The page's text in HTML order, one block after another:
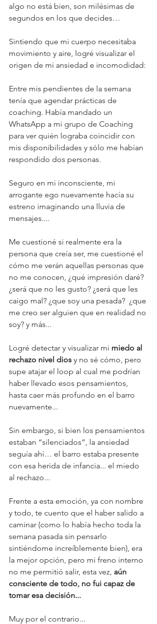
algo no está bien, son milésimas de
segundos en los que decides…
Sintiendo que mi cuerpo necesitaba
movimiento y aire, logré visualizar el
origen de mi ansiedad e incomodidad:
Entre mis pendientes de la semana
tenía que agendar prácticas de
coaching. Había mandado un
WhatsApp a mi grupo de Coaching
para ver quién lograba coincidir con
mis disponibilidades y sólo me habían
respondido dos personas.
Seguro en mi inconsciente, mi
arrogante ego nuevamente hacía su
estreno imaginando una lluvia de
mensajes....
Me cuestioné si realmente era la
persona que creía ser, me cuestioné el
cómo me verán aquellas personas que
no me conocen, ¿qué impresión daré?
¿será que no les gusto? ¿será que les
caigo mal? ¿que soy una pesada?  ¿que
me creo ser alguien que en realidad no
soy? y más...
Logré detectar y visualizar mi miedo al
rechazo nivel dios y no sé cómo, pero
supe atajar el loop al cual me podrían
haber llevado esos pensamientos,
hasta caer más profundo en el barro
nuevamente...
Sin embargo, si bien los pensamientos
estaban “silenciados”, la ansiedad
seguía ahí… el barro estaba presente
con esa herida de infancia... el miedo
al rechazo...
Frente a esta emoción, ya con nombre
y todo, te cuento que el haber salido a
caminar (como lo había hecho toda la
semana pasada sin pensarlo
sintiéndome increíblemente bien), era
la mejor opción, pero mi freno interno
no me permitió salir, esta vez, aún
consciente de todo, no fui capaz de
tomar esa decisión...
Muy por el contrario...